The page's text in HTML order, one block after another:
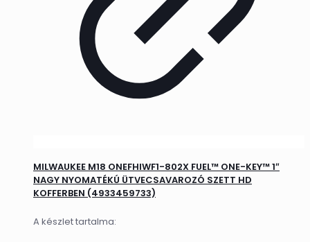
MILWAUKEE M18 ONEFHIWF1-802X FUEL™ ONE-KEY™ 1″
NAGY NYOMATÉKÚ ÜTVECSAVAROZÓ SZETT HD
KOFFERBEN (4933459733)
A készlet tartalma: